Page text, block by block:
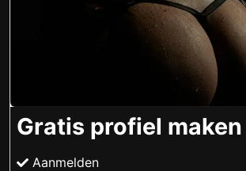
Gratis profiel maken
Aanmelden